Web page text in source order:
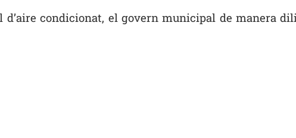
d’aire condicionat, el govern municipal de manera